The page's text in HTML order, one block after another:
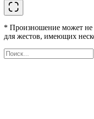
* Произношение может не
для жестов, имеющих